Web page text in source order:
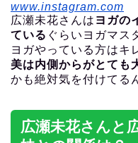
www.instagram.com
広瀬未花さんは ヨガの
ている ぐらいヨガマス
ヨガやっている方はキ
美は内側からがとても
かも絶対気を付けてる
広瀬未花さんと